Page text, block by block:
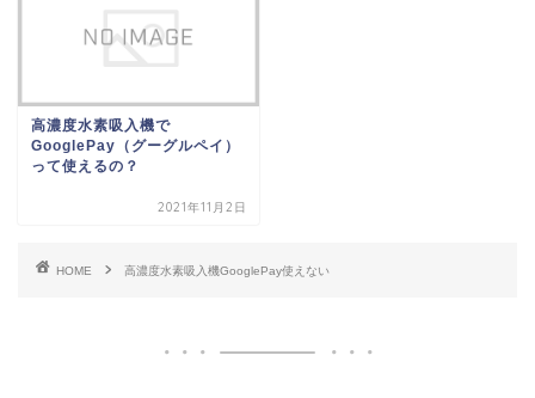
高濃度水素吸入機で
GooglePay（グーグルペイ）
って使えるの？
2021年11月2日
HOME 高濃度水素吸入機GooglePay使えない